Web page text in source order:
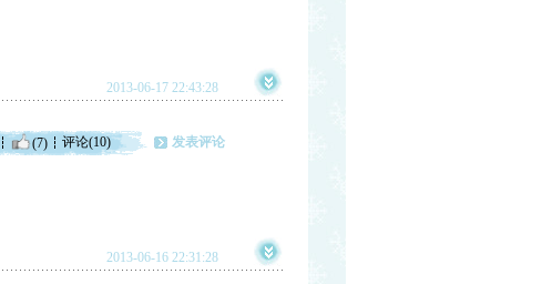
2013-06-17 22:43:28
(7) 评论(10) 发表评论
2013-06-16 22:31:28